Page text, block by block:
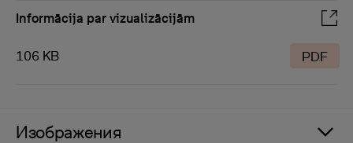
Informācija par vizualizācijām
106 KB PDF
Изображения